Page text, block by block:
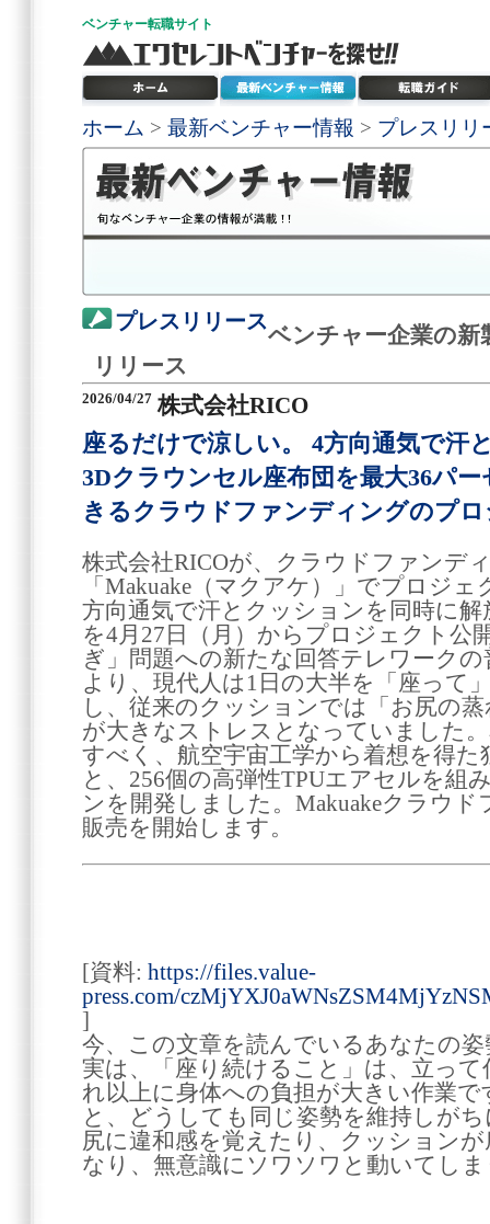
ベンチャー転職サイト
ホーム > 最新ベンチャー情報 > プレスリリ
プレスリリース
ベンチャー企業の新
リリース
2026/04/27 株式会社RICO
座るだけで涼しい。 4方向通気で汗
3Dクラウンセル座布団を最大36パ
きるクラウドファンディングのプ
株式会社RICOが、クラウドファンデ
「Makuake（マクアケ）」でプロジ
方向通気で汗とクッションを同時に
を4月27日（月）からプロジェクト公
ぎ」問題への新たな回答テレワーク
より、現代人は1日の大半を「座って
し、従来のクッションでは「お尻の
が大きなストレスとなっていました
すべく、航空宇宙工学から着想を得た
と、256個の高弾性TPUエアセルを組
ンを開発しました。Makuakeクラウ
販売を開始します。
[資料: https://files.value-
press.com/
]
今、この文章を読んでいるあなたの
実は、「座り続けること」は、立っ
れ以上に身体への負担が大きい作業
と、どうしても同じ姿勢を維持しが
尻に違和感を覚えたり、クッション
なり、無意識にソワソワと動いてし